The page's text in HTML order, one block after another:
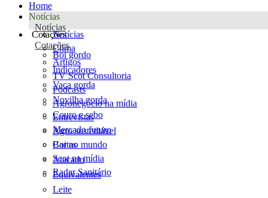
Home
Notícias
Notícias
Notícias
Clima
Artigos
TV Scot Consultoria
Podcasts
Agronegócio na mídia
Entrevistas
Agro sustentável
Cartas
Scot na mídia
Radar Sanitário
Cotações
Cotações
Boi gordo
Indicadores
Vaca gorda
Novilha gorda
Couro e sebo
Mercado futuro
Boi no mundo
Atacado
Equivalentes
Leite